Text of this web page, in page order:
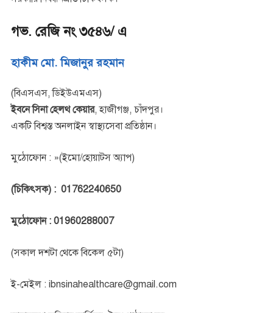
গভ. রেজি নং ৩৫৪৬/ এ
হাকীম মো. মিজানুর রহমান
(বিএসএস, ডিইউএমএস)
ইবনে সিনা হেলথ কেয়ার, হাজীগঞ্জ, চাঁদপুর।
একটি বিশ্বস্ত অনলাইন স্বাস্থ্যসেবা প্রতিষ্ঠান।
মুঠোফোন : »(ইমো/হোয়াটস অ্যাপ)
(চিকিৎসক) : 01762240650
মুঠোফোন : 01960288007
(সকাল দশটা থেকে বিকেল ৫টা)
ই-মেইল : ibnsinahealthcare@gmail.com